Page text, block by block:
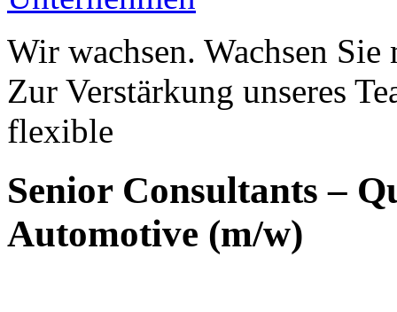
Wir wachsen. Wachsen Sie
Zur Verstärkung unseres
flexible
Senior Consultants –
Automotive (m/w)